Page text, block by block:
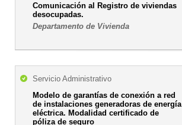
Comunicación al Registro de viviendas
desocupadas.
Departamento de Vivienda
Servicio Administrativo
Modelo de garantías de conexión a red
de instalaciones generadoras de energía
eléctrica. Modalidad certificado de
póliza de seguro